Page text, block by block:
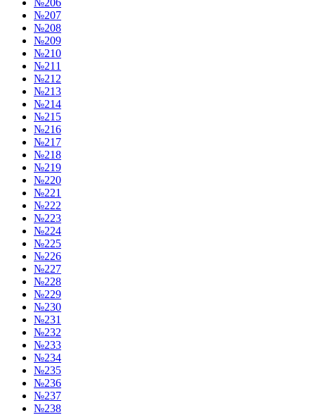
№207
№208
№209
№210
№211
№212
№213
№214
№215
№216
№217
№218
№219
№220
№221
№222
№223
№224
№225
№226
№227
№228
№229
№230
№231
№232
№233
№234
№235
№236
№237
№238